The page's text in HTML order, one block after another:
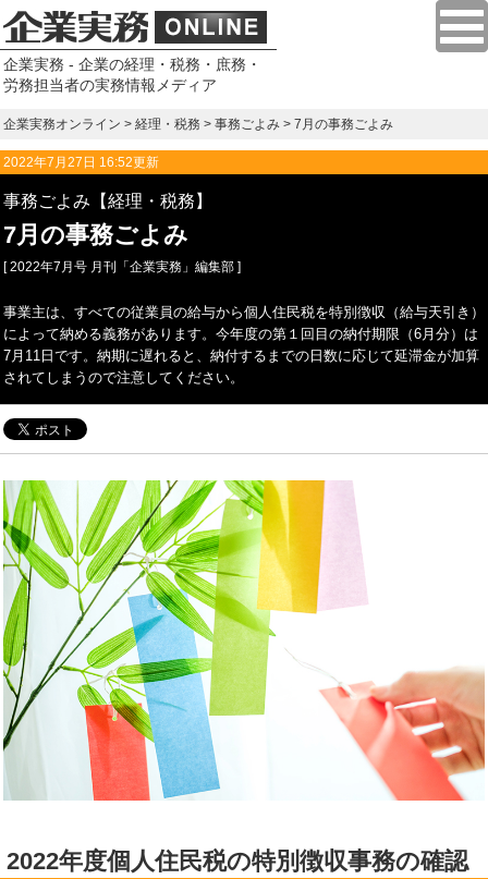
企業実務 - 企業の経理・税務・庶務・
労務担当者の実務情報メディア
企業実務オンライン > 経理・税務 > 事務ごよみ > 7月の事務ごよみ
2022年7月27日 16:52更新
事務ごよみ【経理・税務】
7月の事務ごよみ
[ 2022年7月号 月刊「企業実務」編集部 ]
事業主は、すべての従業員の給与から個人住民税を特別徴収（給与天引き）
によって納める義務があります。今年度の第１回目の納付期限（6月分）は
7月11日です。納期に遅れると、納付するまでの日数に応じて延滞金が加算
されてしまうので注意してください。
2022年度個人住民税の特別徴収事務の確認